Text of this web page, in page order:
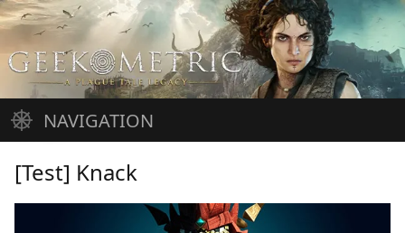
Aller
au
contenu
NAVIGATION
Accueil
Jeux vidéo
Cinéma
Musique
Arrivages
À propos
[Test] Knack